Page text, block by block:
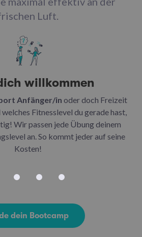
Luft.
willkommen
Anfänger/in oder doch Freizeit
Fitnesslevel du gerade hast,
Wir passen jede Übung deinem
an. So kommt jeder auf seine
Kosten!
dein Bootcamp